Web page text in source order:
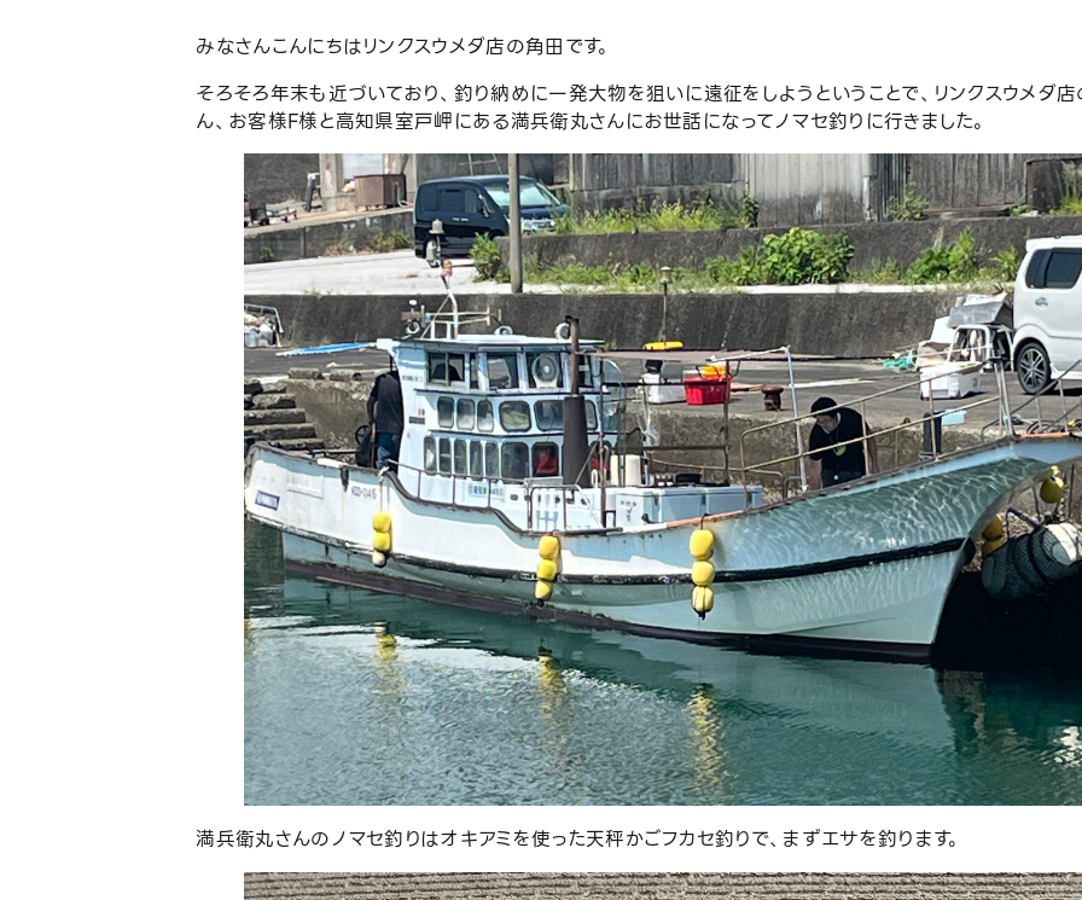
みなさんこんにちはリンクスウメダ店の角田です。
そろそろ年末も近づいており、釣り納めに一発大物を狙いに遠征をしようということで、リンクスウメダ
ん、お客様F様と高知県室戸岬にある満兵衛丸さんにお世話になってノマセ釣りに行きました。
満兵衛丸さんのノマセ釣りはオキアミを使った天秤かごフカセ釣りで、まずエサを釣ります。